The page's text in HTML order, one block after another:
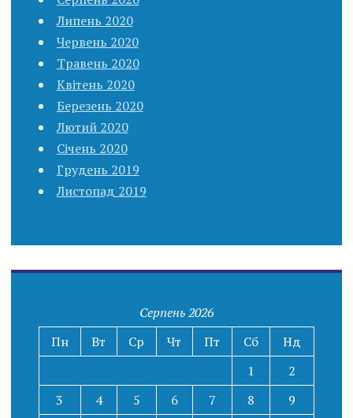
Липень 2020
Червень 2020
Травень 2020
Квітень 2020
Березень 2020
Лютий 2020
Січень 2020
Грудень 2019
Листопад 2019
Серпень 2026
Пн
Вт Ср Чт Пт Сб
Нд
1
2
3
4 5 6 7 8 9